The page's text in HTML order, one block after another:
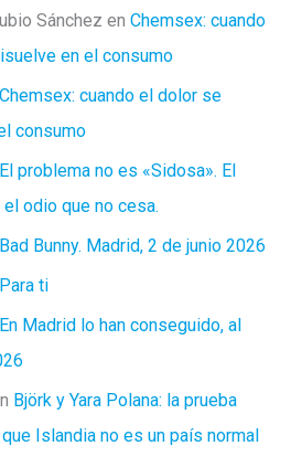
Sánchez en Chemsex: cuando
en el consumo
Chemsex: cuando el dolor se
consumo
El problema no es «Sidosa». El
odio que no cesa.
Bad Bunny. Madrid, 2 de junio 2026
Para ti
En Madrid lo han conseguido, al
Björk y Yara Polana: la prueba
Islandia no es un país normal